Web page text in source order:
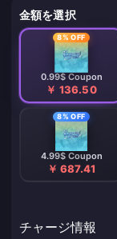
金額を選択
8% OFF
0.99$ Coupon
￥ 136.50
8% OFF
4.99$ Coupon
￥ 687.41
チャージ情報